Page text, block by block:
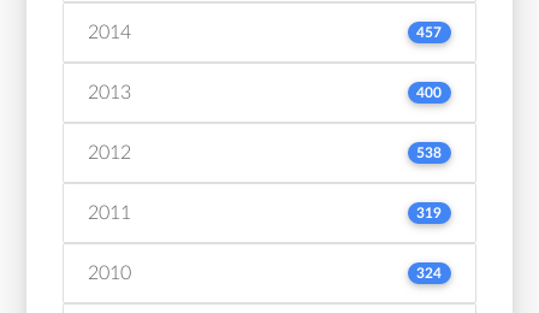
2014 457
2013 400
2012 538
2011 319
2010 324